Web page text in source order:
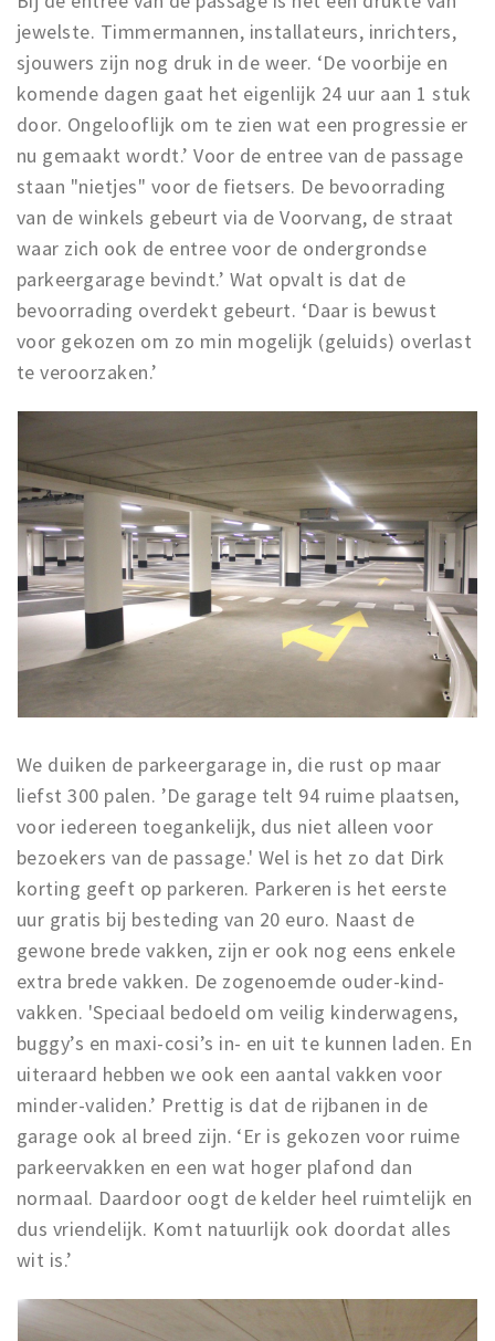
jewelste. Timmermannen, installateurs, inrichters,
sjouwers zijn nog druk in de weer. ‘De voorbije en
komende dagen gaat het eigenlijk 24 uur aan 1 stuk
door. Ongelooflijk om te zien wat een progressie er
nu gemaakt wordt.’ Voor de entree van de passage
staan "nietjes" voor de fietsers. De bevoorrading
van de winkels gebeurt via de Voorvang, de straat
waar zich ook de entree voor de ondergrondse
parkeergarage bevindt.’ Wat opvalt is dat de
bevoorrading overdekt gebeurt. ‘Daar is bewust
voor gekozen om zo min mogelijk (geluids) overlast
te veroorzaken.’
We duiken de parkeergarage in, die rust op maar
liefst 300 palen. ’De garage telt 94 ruime plaatsen,
voor iedereen toegankelijk, dus niet alleen voor
bezoekers van de passage.' Wel is het zo dat Dirk
korting geeft op parkeren. Parkeren is het eerste
uur gratis bij besteding van 20 euro. Naast de
gewone brede vakken, zijn er ook nog eens enkele
extra brede vakken. De zogenoemde ouder-kind-
vakken. 'Speciaal bedoeld om veilig kinderwagens,
buggy’s en maxi-cosi’s in- en uit te kunnen laden. En
uiteraard hebben we ook een aantal vakken voor
minder-validen.’ Prettig is dat de rijbanen in de
garage ook al breed zijn. ‘Er is gekozen voor ruime
parkeervakken en een wat hoger plafond dan
normaal. Daardoor oogt de kelder heel ruimtelijk en
dus vriendelijk. Komt natuurlijk ook doordat alles
wit is.’